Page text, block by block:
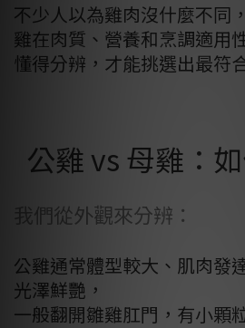
不少人以為雞肉沒什麼不同
雞在肉質、營養和烹調適用
懂得分辨，才能挑選出最符
公雞 vs 母雞：
我們從外觀來分辨：
公雞通常體型較大、肌肉發
光澤鮮艷，
一般翻開雛雞肛門，有小顆